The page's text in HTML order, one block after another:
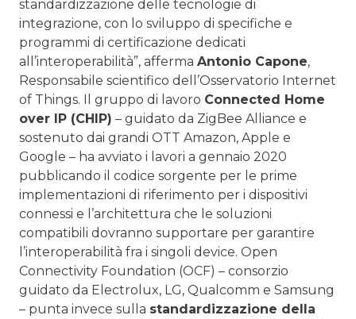
standardizzazione delle tecnologie di
integrazione, con lo sviluppo di specifiche e
programmi di certificazione dedicati
all’interoperabilità”, afferma Antonio Capone,
Responsabile scientifico dell’Osservatorio Internet
of Things. Il gruppo di lavoro Connected Home
over IP (CHIP) – guidato da ZigBee Alliance e
sostenuto dai grandi OTT Amazon, Apple e
Google – ha avviato i lavori a gennaio 2020
pubblicando il codice sorgente per le prime
implementazioni di riferimento per i dispositivi
connessi e l’architettura che le soluzioni
compatibili dovranno supportare per garantire
l’interoperabilità fra i singoli device. Open
Connectivity Foundation (OCF) – consorzio
guidato da Electrolux, LG, Qualcomm e Samsung
– punta invece sulla standardizzazione della